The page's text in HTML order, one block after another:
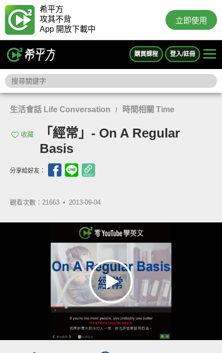
希平方
攻其不背
App 開放下載中
立即使用
購買課程 登入/註冊
生活會話 Life Conversation / 時間相關 Time
收藏
「經常」- On A Regular
Basis
分享給好友：
觀看次數：21663 • 2013-09-04